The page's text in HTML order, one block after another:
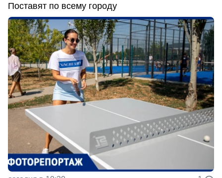
Поставят по всему городу